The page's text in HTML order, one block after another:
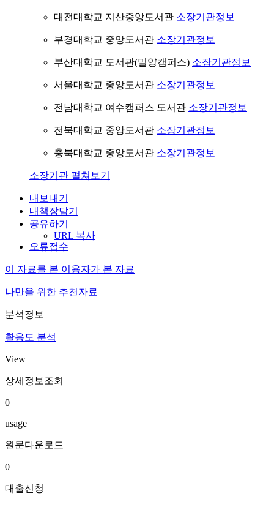
대전대학교 지산중앙도서관 소장기관정보
부경대학교 중앙도서관 소장기관정보
부산대학교 도서관(밀양캠퍼스) 소장기관정보
서울대학교 중앙도서관 소장기관정보
전남대학교 여수캠퍼스 도서관 소장기관정보
전북대학교 중앙도서관 소장기관정보
충북대학교 중앙도서관 소장기관정보
소장기관 펼쳐보기
내보내기
내책장담기
공유하기
URL 복사
오류접수
이 자료를 본 이용자가 본 자료
나만을 위한 추천자료
분석정보
활용도 분석
View
상세정보조회
0
usage
원문다운로드
0
대출신청